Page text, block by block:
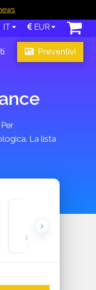
IT EUR
Preventivi
La lista
Ecologia e
ambiente